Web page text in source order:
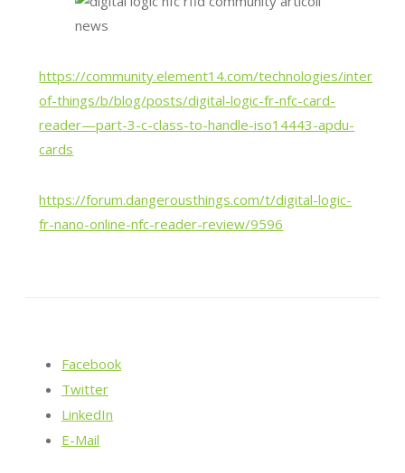
https://community.element14.com/technologies/internet-
of-things/b/blog/posts/digital-logic-fr-nfc-card-
reader—part-3-c-class-to-handle-iso14443-apdu-
cards
https://forum.dangerousthings.com/t/digital-logic-
fr-nano-online-nfc-reader-review/9596
Facebook
Twitter
LinkedIn
E-Mail